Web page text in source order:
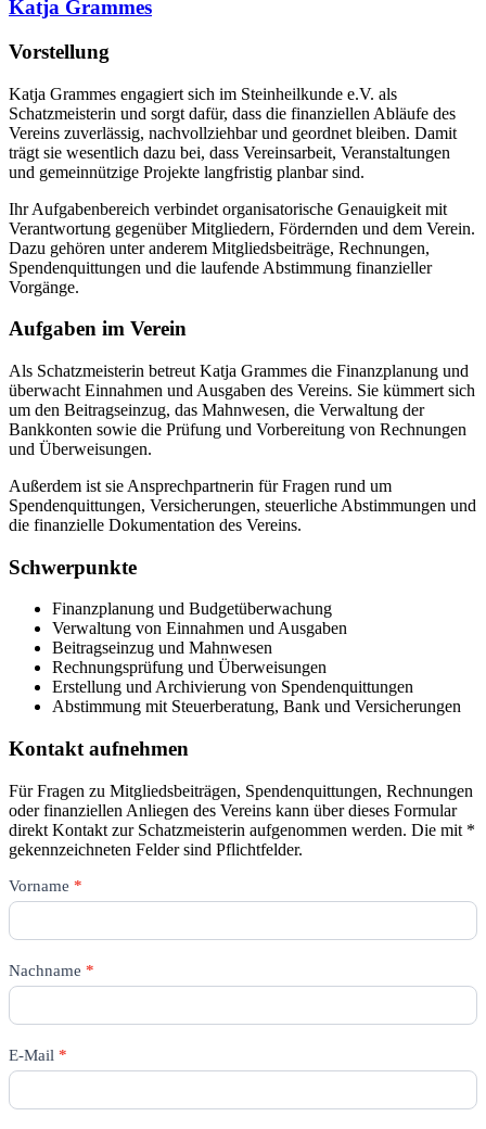
Katja Grammes
Vorstellung
Katja Grammes engagiert sich im Steinheilkunde e.V. als
Schatzmeisterin und sorgt dafür, dass die finanziellen Abläufe des
Vereins zuverlässig, nachvollziehbar und geordnet bleiben. Damit
trägt sie wesentlich dazu bei, dass Vereinsarbeit, Veranstaltungen
und gemeinnützige Projekte langfristig planbar sind.
Ihr Aufgabenbereich verbindet organisatorische Genauigkeit mit
Verantwortung gegenüber Mitgliedern, Fördernden und dem Verein.
Dazu gehören unter anderem Mitgliedsbeiträge, Rechnungen,
Spendenquittungen und die laufende Abstimmung finanzieller
Vorgänge.
Aufgaben im Verein
Als Schatzmeisterin betreut Katja Grammes die Finanzplanung und
überwacht Einnahmen und Ausgaben des Vereins. Sie kümmert sich
um den Beitragseinzug, das Mahnwesen, die Verwaltung der
Bankkonten sowie die Prüfung und Vorbereitung von Rechnungen
und Überweisungen.
Außerdem ist sie Ansprechpartnerin für Fragen rund um
Spendenquittungen, Versicherungen, steuerliche Abstimmungen und
die finanzielle Dokumentation des Vereins.
Schwerpunkte
Finanzplanung und Budgetüberwachung
Verwaltung von Einnahmen und Ausgaben
Beitragseinzug und Mahnwesen
Rechnungsprüfung und Überweisungen
Erstellung und Archivierung von Spendenquittungen
Abstimmung mit Steuerberatung, Bank und Versicherungen
Kontakt aufnehmen
Für Fragen zu Mitgliedsbeiträgen, Spendenquittungen, Rechnungen
oder finanziellen Anliegen des Vereins kann über dieses Formular
direkt Kontakt zur Schatzmeisterin aufgenommen werden. Die mit *
gekennzeichneten Felder sind Pflichtfelder.
Kontakt
–
Vorname *
Nachname *
E-Mail *